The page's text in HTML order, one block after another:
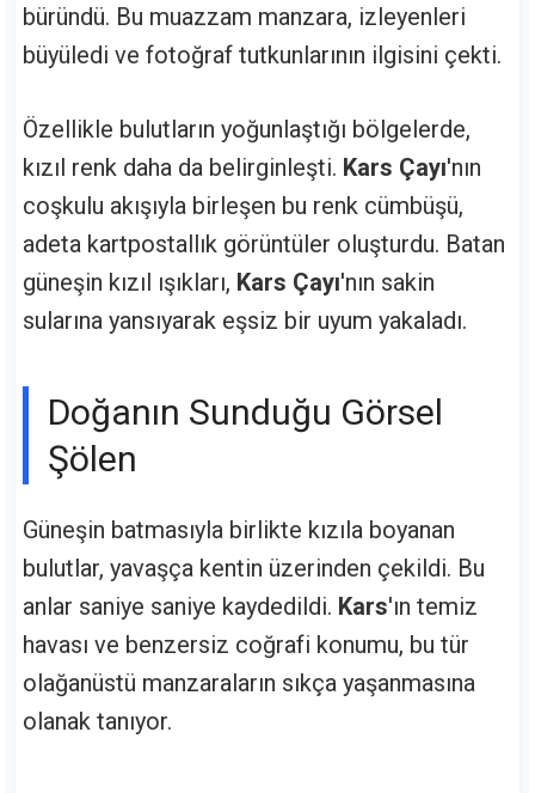
büründü. Bu muazzam manzara, izleyenleri
büyüledi ve fotoğraf tutkunlarının ilgisini çekti.
Özellikle bulutların yoğunlaştığı bölgelerde,
kızıl renk daha da belirginleşti. Kars Çayı'nın
coşkulu akışıyla birleşen bu renk cümbüşü,
adeta kartpostallık görüntüler oluşturdu. Batan
güneşin kızıl ışıkları, Kars Çayı'nın sakin
sularına yansıyarak eşsiz bir uyum yakaladı.
Doğanın Sunduğu Görsel
Şölen
Güneşin batmasıyla birlikte kızıla boyanan
bulutlar, yavaşça kentin üzerinden çekildi. Bu
anlar saniye saniye kaydedildi. Kars'ın temiz
havası ve benzersiz coğrafi konumu, bu tür
olağanüstü manzaraların sıkça yaşanmasına
olanak tanıyor.